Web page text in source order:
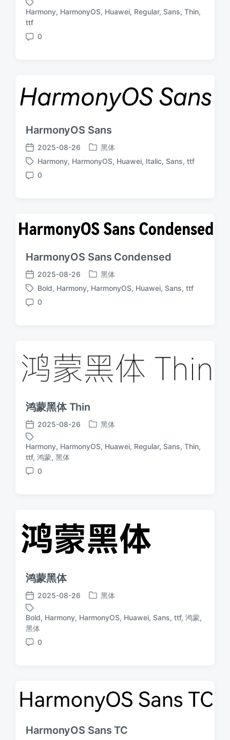
布
日
期
于
标
Harmony, HarmonyOS, Huawei, Regular, Sans, Thin,
ttf
评
0
HarmonyOS Sans
发
布
日
2025-08-26
发
布
黑体
标
签
Harmony, HarmonyOS, Huawei, Italic, Sans, ttf
评
0
HarmonyOS Sans Condensed
发
布
日
2025-08-26
发
布
黑体
标
签
Bold, Harmony, HarmonyOS, Huawei, Sans, ttf
评
0
鸿蒙黑体 Thin
发
布
日
期
2025-08-26
发
于
黑体
标
签
Harmony, HarmonyOS, Huawei, Regular, Sans, Thin,
ttf, 鸿蒙, 黑体
评
0
鸿蒙黑体
发
布
日
期
2025-08-26
发
于
黑体
标
签
Bold, Harmony, HarmonyOS, Huawei, Sans, ttf, 鸿蒙,
黑体
评
0
HarmonyOS Sans TC